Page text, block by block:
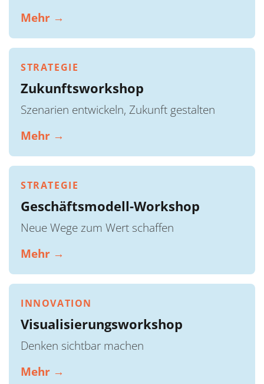
Mehr →
STRATEGIE
Zukunftsworkshop
Szenarien entwickeln, Zukunft gestalten
Mehr →
STRATEGIE
Geschäftsmodell-Workshop
Neue Wege zum Wert schaffen
Mehr →
INNOVATION
Visualisierungsworkshop
Denken sichtbar machen
Mehr →